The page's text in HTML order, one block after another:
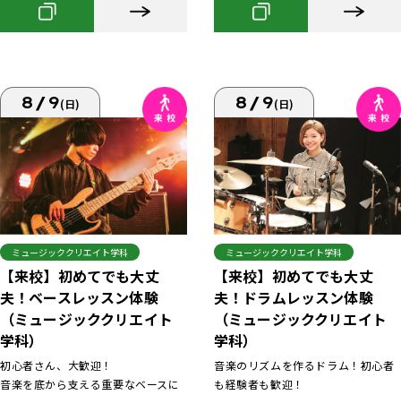
8/9(日)
ミュージッククリエイト学科
【来校】初めてでも大丈
夫！ベースレッスン体験
（ミュージッククリエイト
学科）
初心者さん、大歓迎！
音楽を底から支える重要なベースに
8/9(日)
ミュージッククリエイト学科
【来校】初めてでも大丈
夫！ドラムレッスン体験
（ミュージッククリエイト
学科）
音楽のリズムを作るドラム！初心者
も経験者も歓迎！